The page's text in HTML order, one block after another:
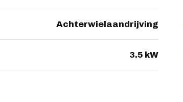
Achterwielaandrijving
3.5 kW